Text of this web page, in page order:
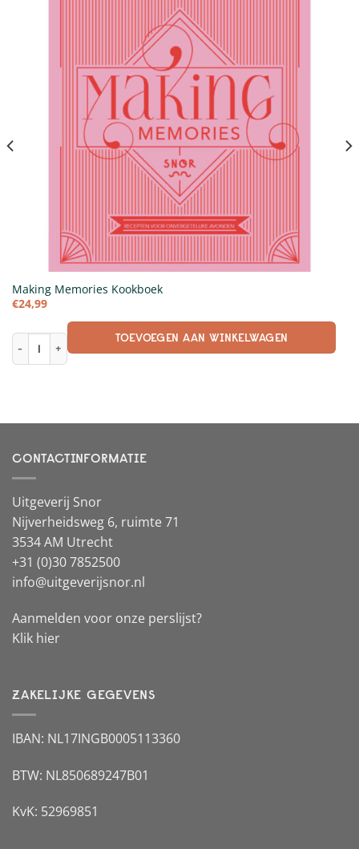
Making Memories Kookboek
€24,99
Making Memories Kookboek aantalTOEVOEGEN AAN WINKELWAGEN
CONTACTINFORMATIE
Uitgeverij Snor
Nijverheidsweg 6, ruimte 71
3534 AM Utrecht
+31 (0)30 7852500
info@uitgeverijsnor.nl
Aanmelden voor onze perslijst?
Klik hier
ZAKELIJKE GEGEVENS
IBAN: NL17INGB0005113360
BTW: NL850689247B01
KvK: 52969851